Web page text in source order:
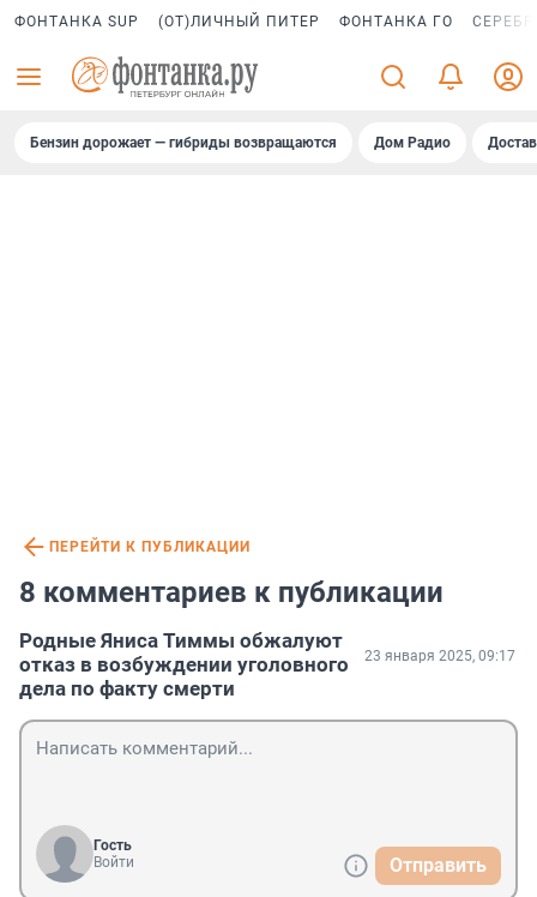
ФОНТАНКА SUP (ОТ)ЛИЧНЫЙ ПИТЕР ФОНТАНКА ГО
Бензин дорожает — гибриды возвращаются Дом Радио
ПЕРЕЙТИ К ПУБЛИКАЦИИ
8 комментариев к публикации
Родные Яниса Тиммы обжалуют
отказ в возбуждении уголовного
дела по факту смерти
23 января 2025, 09:17
Гость
Войти
Отправить